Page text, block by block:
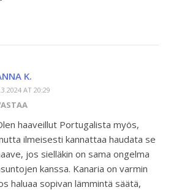
K.
AT 20:29
haaveillut Portugalista myös,
ilmeisesti kannattaa haudata se
jos sielläkin on sama ongelma
kanssa. Kanaria on varmin
haluaa sopivan lämmintä säätä,